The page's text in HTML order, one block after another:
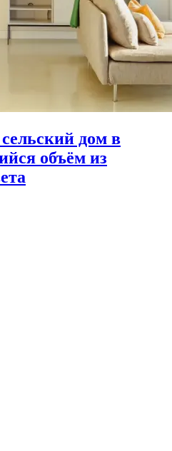
дом в
объём из